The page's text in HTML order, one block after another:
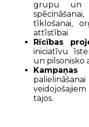
grupu un
tīklošanai,
attīstībai.
Rīcības
iniciatīvu
un pilsonisko
tajos.